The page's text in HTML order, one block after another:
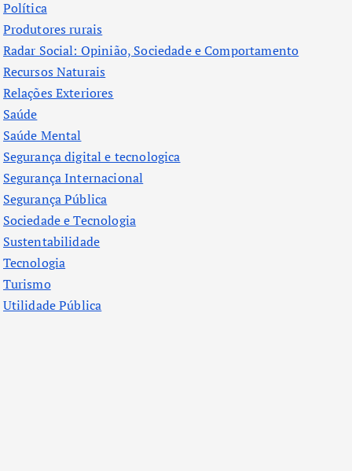
Política
Produtores rurais
Radar Social: Opinião, Sociedade e Comportamento
Recursos Naturais
Relações Exteriores
Saúde
Saúde Mental
Segurança digital e tecnologica
Segurança Internacional
Segurança Pública
Sociedade e Tecnologia
Sustentabilidade
Tecnologia
Turismo
Utilidade Pública